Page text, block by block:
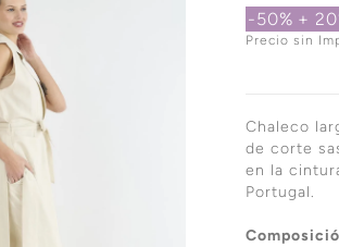
-50% +
Precio sin
Chaleco
de corte
en la
Portugal.